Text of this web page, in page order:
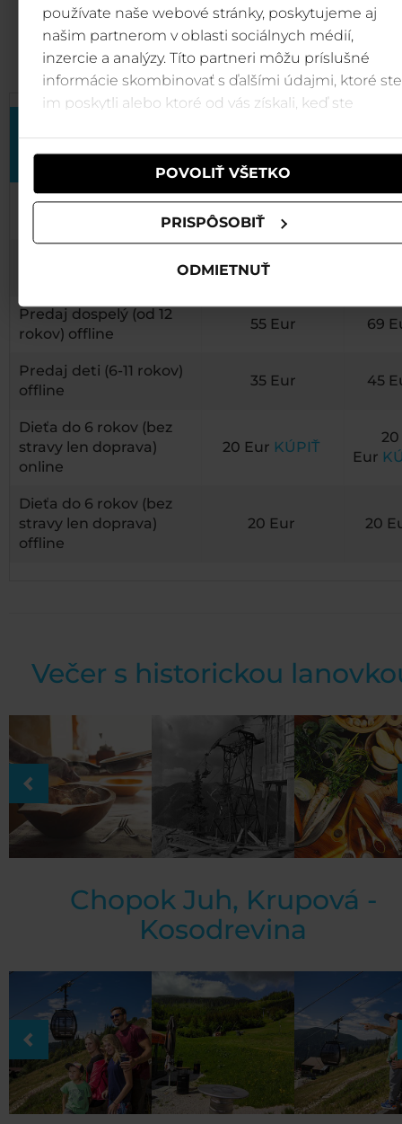
používate naše webové stránky, poskytujeme aj
našim partnerom v oblasti sociálnych médií,
inzercie a analýzy. Títo partneri môžu príslušné
informácie skombinovať s ďalšími údajmi, ktoré ste
im poskytli alebo ktoré od vás získali, keď ste
POVOLIŤ VŠETKO
PRISPÔSOBIŤ
ODMIETNUŤ
Cennik
predpredaj* do
14. 7. 2022
14.
Predaj dospelý (od 12
55 Eur
65
35 Eur
Predaj dospelý (od 12
rokov) offline
55 Eur 69
Predaj deti (6-11 rokov)
offline
35 Eur 45
Dieťa do 6 rokov (bez
stravy len doprava)
online
20 Eur KÚPIŤ
20
Eur
Dieťa do 6 rokov (bez
stravy len doprava)
offline
20 Eur 20
Večer s historickou
Chopok Juh, Krupová -
Kosodrevina